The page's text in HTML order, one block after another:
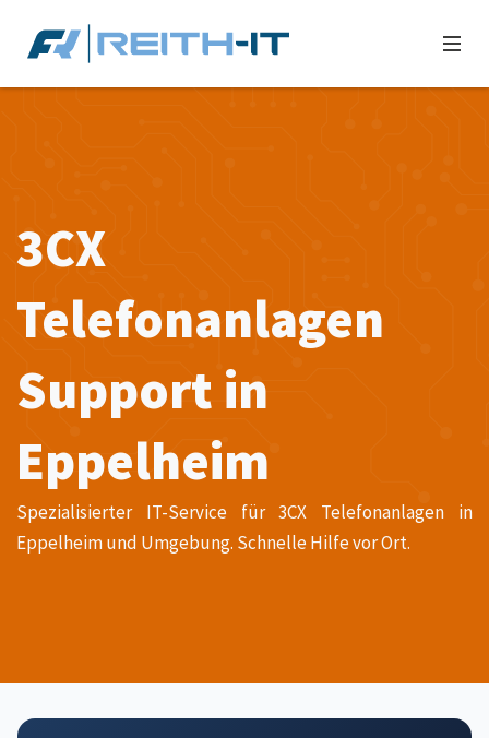
3CX
Telefonanlagen
Support in
Eppelheim
Spezialisierter IT-Service für 3CX Telefonanlagen in
Eppelheim und Umgebung. Schnelle Hilfe vor Ort.